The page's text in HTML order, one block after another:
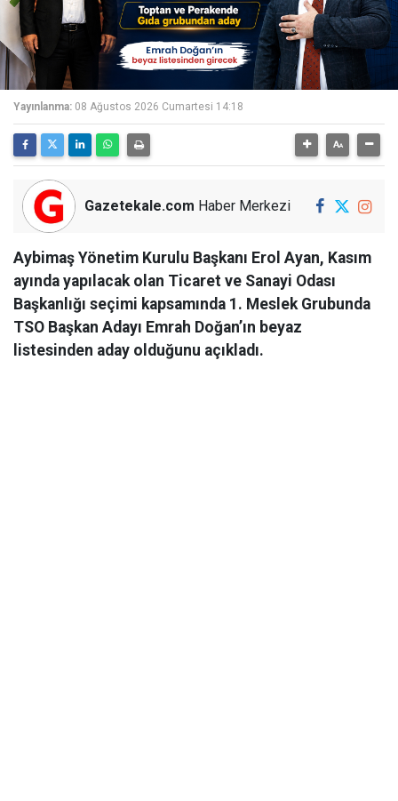
Yayınlanma: 08 Ağustos 2026 Cumartesi 14:18
Gazetekale.com Haber Merkezi
Aybimaş Yönetim Kurulu Başkanı Erol Ayan, Kasım
ayında yapılacak olan Ticaret ve Sanayi Odası
Başkanlığı seçimi kapsamında 1. Meslek Grubunda
TSO Başkan Adayı Emrah Doğan’ın beyaz
listesinden aday olduğunu açıkladı.